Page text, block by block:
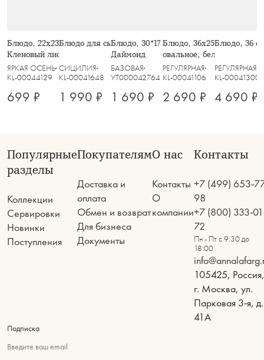
Блюдо, 22х23 см, стекло, янтарное,
Кленовый лист, Autumn forest
ЯРКАЯ ОСЕНЬ
KL-00044129
699 ₽
Блюдо для сыра, 40x18 см, Capri
СИЦИЛИЯ
KL-00041648
1 990 ₽
Блюдо, 30*17 см, прямоугольное,
Даймонд
БАЗОВАЯ
УТ000042764
1 690 ₽
Блюдо, 36х25 см, фарфор
овальное, белое, Волны,
РЕГУЛЯРНАЯ
KL-00041106
2 690 ₽
Блюдо, 36
РЕГУЛЯРНАЯ
KL-00041300
4 690 ₽
Популярные
разделы
Коллекции
Сервировки
Новинки
Поступления
Покупателям
Доставка и
оплата
Обмен и возврат
Для бизнеса
Документы
О нас
Контакты
О
компании
Контакты
+7 (499) 653-
98
+7 (800) 333-
72
Пн - Пт с 9:30 до
18:00
105425, Россия,
г. Москва, ул.
Парковая 3-я, д.
41А
Подписка
Введите ваш email